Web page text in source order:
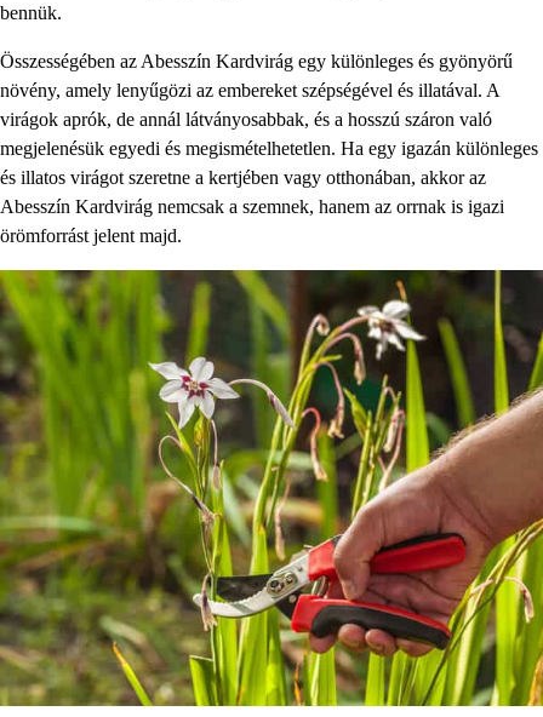
bennük.
Összességében az Abesszín Kardvirág egy különleges és gyönyörű
növény, amely lenyűgözi az embereket szépségével és illatával. A
virágok aprók, de annál látványosabbak, és a hosszú száron való
megjelenésük egyedi és megismételhetetlen. Ha egy igazán különleges
és illatos virágot szeretne a kertjében vagy otthonában, akkor az
Abesszín Kardvirág nemcsak a szemnek, hanem az orrnak is igazi
örömforrást jelent majd.